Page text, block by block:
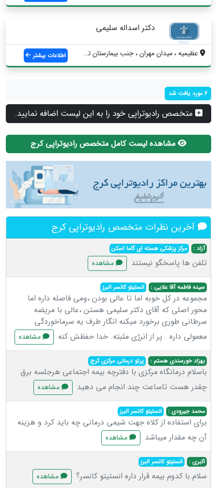
دکتر اسداله سلیمی
عظیمیه ، میدان مهران ، جنب بیمارستان تخت... اطلاعات بیشتر
6 مورد یافت شد
متخصص رادیوتراپی خود را به این لیست اضافه نمایید.
مشاهده لیست کامل متخصص رادیوتراپی کرج
آخرین نظرات متخصص رادیوتراپی کرج
آزاد : مرکز پزشکی هسته ای گاما اسکن
تلفن ها پاسخگو نیستند مشاهده
سیده فاطمه آقا علایی : انستیتو کانسر البرز
مجموعه در کل خوبه اما تا عالی بودن ،ومی فاصله داره اما
محور اصلی که آقای دکتر سلیمی هستن ،عالی با مریضه
سرطانی طوری برخورد میکنه انگار طرف یه سرماخوردگی
معمولی داره . پر از انرژی مثبته. خدا حفظش کنه
مشاهده
بهزاد خورسندی هستم : پرتو درمانی مرکزی کرج
باسلام درمانگاه مرکزی با دفترچه بیمه اجتماعی هرجلسه برق
چقدر هست تاساعت چند انجام می دهید
مشاهده
محمد جیرودی : انستیتو کانسر البرز
برای استفاده از کلاه جهت شیمی درمانی چه باید کرد و هزینه
آن چه مقدار میباشد
مشاهده
اکبری : انستیتو کانسر البرز
سلام.با کدوم بیمه قرار داره انستیتو کانسر؟ مشاهده